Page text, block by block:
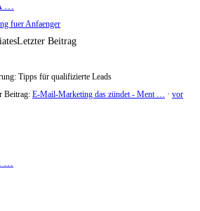
…
fuer Anfaenger
Letzter Beitrag
Tipps für qualifizierte Leads
Beitrag: E-Mail-Marketing das zündet - Ment … · vor
…